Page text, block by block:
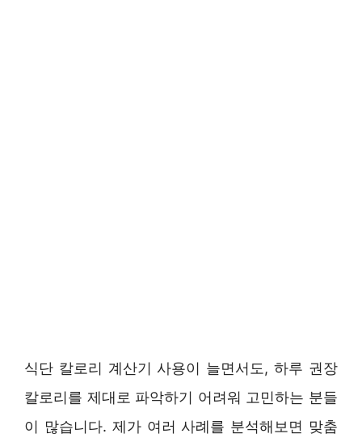
식단 칼로리 계산기 사용이 늘면서도, 하루 권장
칼로리를 제대로 파악하기 어려워 고민하는 분들
이 많습니다. 제가 여러 사례를 분석해보면 맞춤